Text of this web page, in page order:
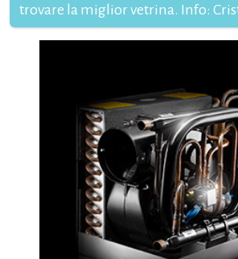
trovare la miglior vetrina. Info: